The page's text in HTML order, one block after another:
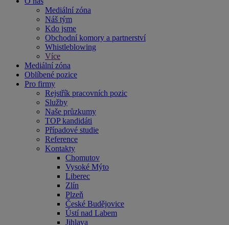
Mediální zóna
Náš tým
Kdo jsme
Obchodní komory a partnerství
Whistleblowing
Více
Mediální zóna
Oblíbené pozice
Pro firmy
Rejstřík pracovních pozic
Služby
Naše průzkumy
TOP kandidáti
Případové studie
Reference
Kontakty
Chomutov
Vysoké Mýto
Liberec
Zlín
Plzeň
České Budějovice
Ústí nad Labem
Jihlava